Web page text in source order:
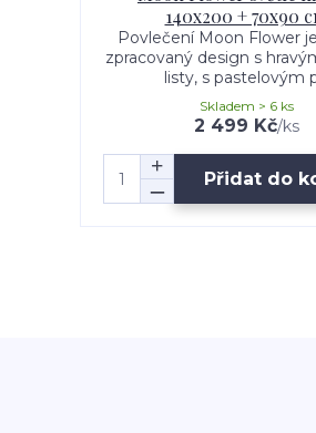
140x200 + 70x90
Povlečení Moon Flower
zpracovaný design s
listy, s pastelovým
2 499 Kč/ks
Skladem > 6 ks
Přidat do